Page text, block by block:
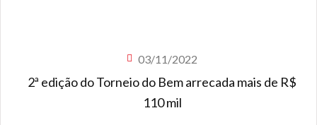
03/11/2022
2ª edição do Torneio do Bem arrecada mais de R$
110 mil